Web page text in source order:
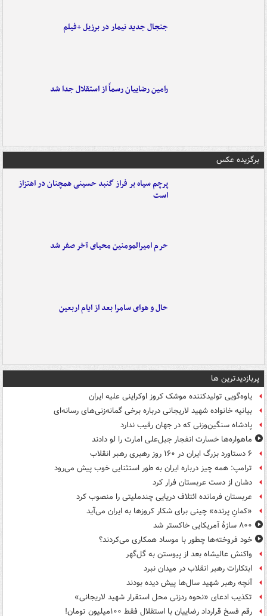
جنجال جدید نیمار در برزیل +فیلم
رامین رضاییان رسماً از استقلال جدا شد
برگزیده عکس
پرچم سیاه بر فراز گنبد حسینی همچنان در اهتزاز
است
حرم امیرالمومنین محیای آخر صفر شد
حال و هوای سامرا بعد از ایام اربعین
پربازدیدترین ها
یاوه‌گویی تولیدکننده موشک کروز اوکراینی علیه ایران
بیانیه خانواده شهید لاریجانی درباره برخی گمانه‌زنی‌های رسانه‌ای
پادشاه سنگین‌وزنی که در جهان رقیب ندارد
ماهواره‌ها خسارت انفجار جبل‌علی امارت را لو دادند
۶ دستاورد بزرگ ایران در ۱۶۰ روز رهبری رهبر انقلاب
ترامپ: همه چیز درباره ایران به طور استثنایی خوب پیش می‌رود
دشان از دست عربستان فرار کرد
عربستان فرمانده ائتلاف دریایی چندملیتی را منصوب کرد
«کمانِ پرنده» چینی برای شکار کروزها به ایران می‌آید
۸۰۰ سازۀ آمریکایی خاکستر شد
خود فروخته‌ها چطور با موساد همکاری می‌کردند؟
واکنش عالیشاه بعد از پیوستن به گل‌گهر
ابتکارات رهبر انقلاب در میدان نبرد
آنچه رهبر شهید سال‌ها پیش دیده بودند
تکذیب ادعای «نحوه ردزنی محل استقرار شهید لاریجانی»
رقم فسخ قرارداد رضاییان با استقلال فقط ۱۰۰میلیون تومان!